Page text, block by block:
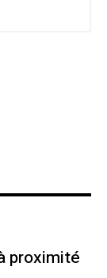
proximité